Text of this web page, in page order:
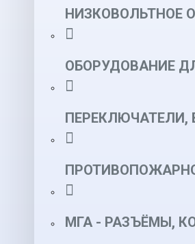
НИЗКОВОЛЬТНОЕ
ОБОРУДОВАНИЕ
МГА - РАЗЪЁМЫ,